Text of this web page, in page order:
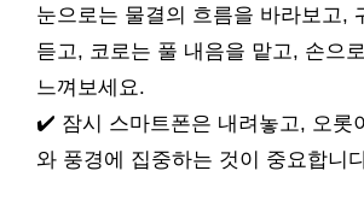
눈으로는 물결의 흐름을 바라보고,
듣고, 코로는 풀 내음을 맡고, 손으
느껴보세요.
✔️ 잠시 스마트폰은 내려놓고, 오롯
와 풍경에 집중하는 것이 중요합니